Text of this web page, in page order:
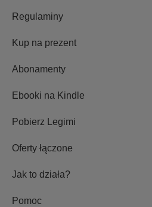
Regulaminy
Kup na prezent
Abonamenty
Ebooki na Kindle
Pobierz Legimi
Oferty łączone
Jak to działa?
Pomoc